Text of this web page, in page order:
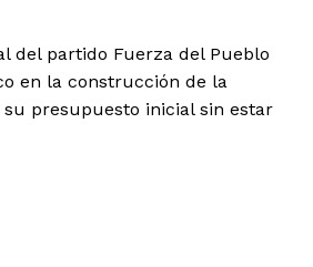
del partido Fuerza del Pueblo
en la construcción de la
presupuesto inicial sin estar